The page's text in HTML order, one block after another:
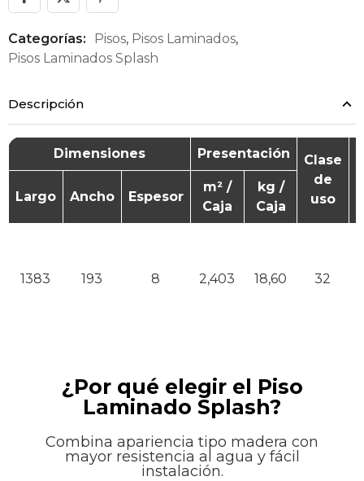
Categorías: Pisos, Pisos Laminados,
Pisos Laminados Splash
Descripción
Dimensiones Presentación
Clase
de
uso
Largo
Ancho Espesor
m² /
Caja
kg /
Caja
1383 193 8 2,403 18,60 32
¿Por qué elegir el Piso
Laminado Splash?
Combina apariencia tipo madera con
mayor resistencia al agua y fácil
instalación.